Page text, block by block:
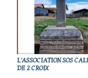
L'ASSOCIATION SOS
DE 2 CROIX